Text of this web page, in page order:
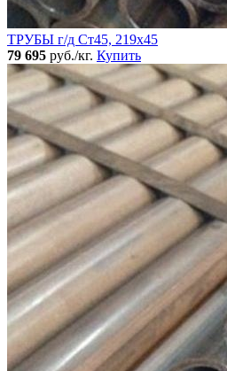
ТРУБЫ г/д Ст45, 219х45
79 695 руб./кг. Купить